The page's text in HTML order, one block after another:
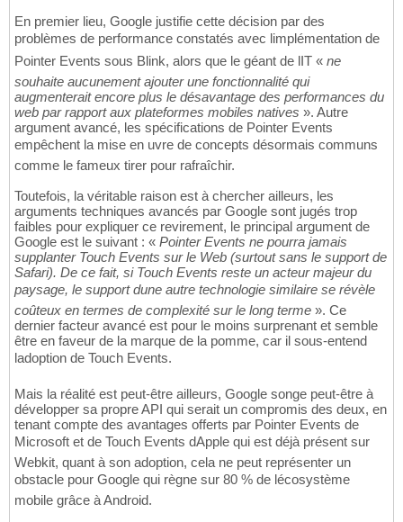
En premier lieu, Google justifie cette décision par des
problèmes de performance constatés avec limplémentation de
Pointer Events sous Blink, alors que le géant de lIT « ne
souhaite aucunement ajouter une fonctionnalité qui
augmenterait encore plus le désavantage des performances du
web par rapport aux plateformes mobiles natives ». Autre
argument avancé, les spécifications de Pointer Events
empêchent la mise en uvre de concepts désormais communs
comme le fameux tirer pour rafraîchir.
Toutefois, la véritable raison est à chercher ailleurs, les
arguments techniques avancés par Google sont jugés trop
faibles pour expliquer ce revirement, le principal argument de
Google est le suivant : « Pointer Events ne pourra jamais
supplanter Touch Events sur le Web (surtout sans le support de
Safari). De ce fait, si Touch Events reste un acteur majeur du
paysage, le support dune autre technologie similaire se révèle
coûteux en termes de complexité sur le long terme ». Ce
dernier facteur avancé est pour le moins surprenant et semble
être en faveur de la marque de la pomme, car il sous-entend
ladoption de Touch Events.
Mais la réalité est peut-être ailleurs, Google songe peut-être à
développer sa propre API qui serait un compromis des deux, en
tenant compte des avantages offerts par Pointer Events de
Microsoft et de Touch Events dApple qui est déjà présent sur
Webkit, quant à son adoption, cela ne peut représenter un
obstacle pour Google qui règne sur 80 % de lécosystème
mobile grâce à Android.